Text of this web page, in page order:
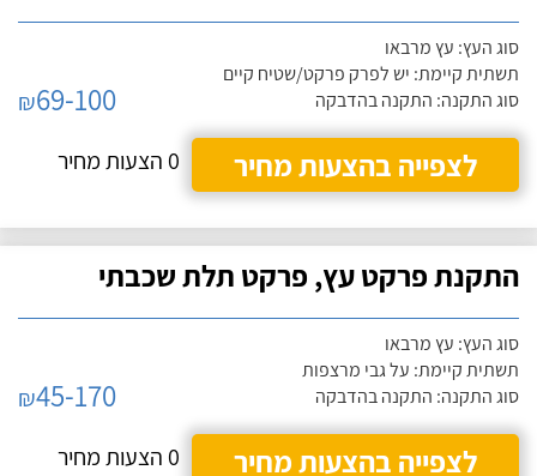
סוג העץ: עץ מרבאו
תשתית קיימת: יש לפרק פרקט/שטיח קיים
סוג התקנה: התקנה בהדבקה
₪69-100
לצפייה בהצעות מחיר
0 הצעות מחיר
התקנת פרקט עץ, פרקט תלת שכבתי
סוג העץ: עץ מרבאו
תשתית קיימת: על גבי מרצפות
סוג התקנה: התקנה בהדבקה
₪45-170
לצפייה בהצעות מחיר
0 הצעות מחיר